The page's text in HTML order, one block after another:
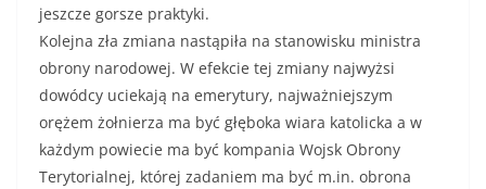
jeszcze gorsze praktyki.
Kolejna zła zmiana nastąpiła na stanowisku ministra
obrony narodowej. W efekcie tej zmiany najwyżsi
dowódcy uciekają na emerytury, najważniejszym
orężem żołnierza ma być głęboka wiara katolicka a w
każdym powiecie ma być kompania Wojsk Obrony
Terytorialnej, której zadaniem ma być m.in. obrona